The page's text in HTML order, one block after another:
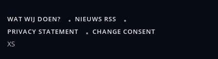
WAT WIJ DOEN?
NIEUWS RSS
PRIVACY STATEMENT
CHANGE CONSENT
XS